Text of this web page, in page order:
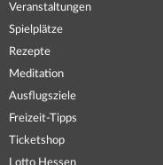
Veranstaltungen
Spielplätze
Rezepte
Meditation
Ausflugsziele
Freizeit-Tipps
Ticketshop
Lotto Hessen